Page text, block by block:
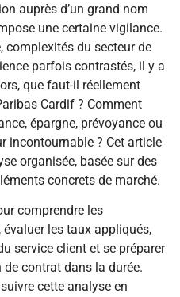
auprès d’un grand nom
une certaine vigilance.
complexités du secteur de
parfois contrastés, il y a
que faut-il réellement
Cardif ? Comment
épargne, prévoyance ou
incontournable ? Cet article
organisée, basée sur des
concrets de marché.
comprendre les
les taux appliqués,
service client et se préparer
contrat dans la durée.
cette analyse en